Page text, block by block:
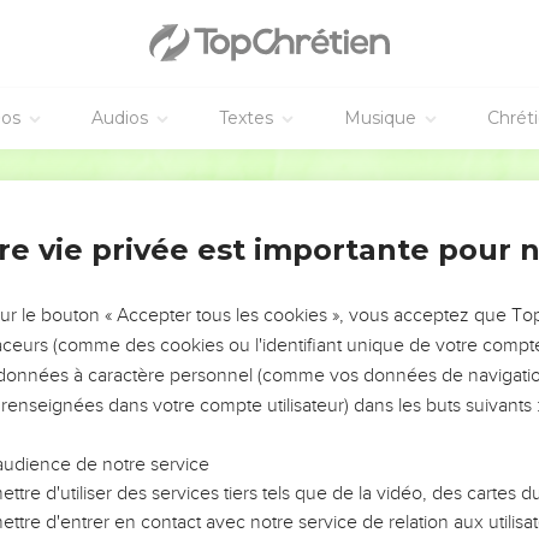
Audios Textes Musique
quelques pharisiens dirent à Jésus : « Maître, reprends tes
toi où tes ennemis t'entoureront d'ouvrages fortifiés,
tes enfants au milieu de toi, et ils ne laisseront pas en toi pierre
où tu as été visitée. »
et se mit à en chasser les marchands.
: Mon temple sera une maison de prière, mais vous, vous en
vie privée est importante pour
le bouton « Accepter tous les cookies », vous acceptez que
(comme des cookies ou l'identifiant unique de votre
à caractère personnel (comme vos données de
dans votre compte utilisateur) dans les buts suivants :
de notre service
d'utiliser des services tiers tels que de la vidéo, des cartes
d'entrer en contact avec notre service de relation aux